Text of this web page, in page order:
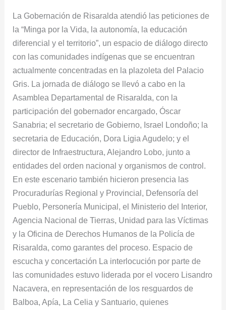
La Gobernación de Risaralda atendió las peticiones de
la “Minga por la Vida, la autonomía, la educación
diferencial y el territorio”, un espacio de diálogo directo
con las comunidades indígenas que se encuentran
actualmente concentradas en la plazoleta del Palacio
Gris. La jornada de diálogo se llevó a cabo en la
Asamblea Departamental de Risaralda, con la
participación del gobernador encargado, Óscar
Sanabria; el secretario de Gobierno, Israel Londoño; la
secretaria de Educación, Dora Ligia Agudelo; y el
director de Infraestructura, Alejandro Lobo, junto a
entidades del orden nacional y organismos de control.
En este escenario también hicieron presencia las
Procuradurías Regional y Provincial, Defensoría del
Pueblo, Personería Municipal, el Ministerio del Interior,
Agencia Nacional de Tierras, Unidad para las Víctimas
y la Oficina de Derechos Humanos de la Policía de
Risaralda, como garantes del proceso. Espacio de
escucha y concertación La interlocución por parte de
las comunidades estuvo liderada por el vocero Lisandro
Nacavera, en representación de los resguardos de
Balboa, Apía, La Celia y Santuario, quienes
comunidades
indígenas
en
el
marco
de
la
Minga
por
la
Vida